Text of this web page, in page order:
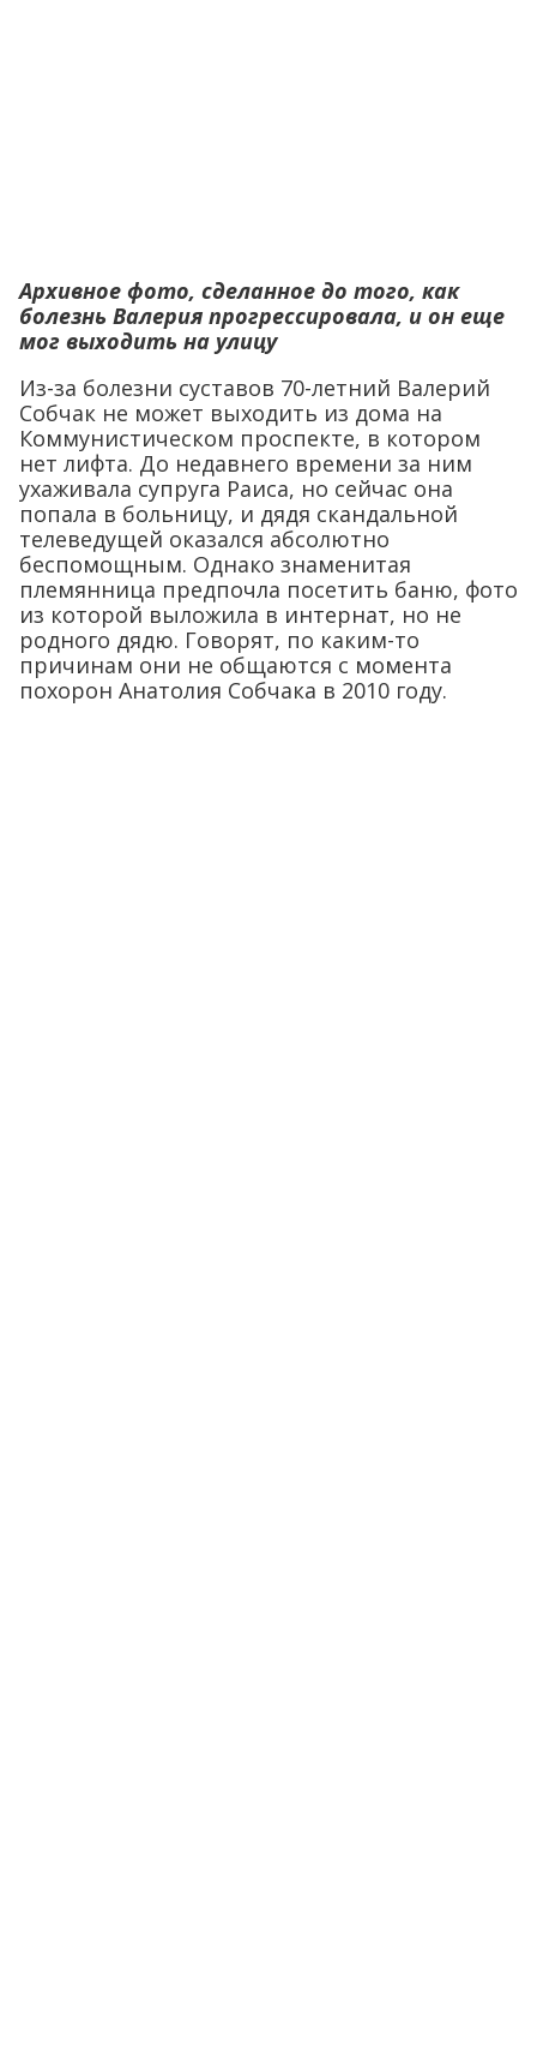
Архивное фото, сделанное до того, как
болезнь Валерия прогрессировала, и он еще
мог выходить на улицу
Из-за болезни суставов 70-летний Валерий
Собчак не может выходить из дома на
Коммунистическом проспекте, в котором
нет лифта. До недавнего времени за ним
ухаживала супруга Раиса, но сейчас она
попала в больницу, и дядя скандальной
телеведущей оказался абсолютно
беспомощным. Однако знаменитая
племянница предпочла посетить баню, фото
из которой выложила в интернат, но не
родного дядю. Говорят, по каким-то
причинам они не общаются с момента
похорон Анатолия Собчака в 2010 году.